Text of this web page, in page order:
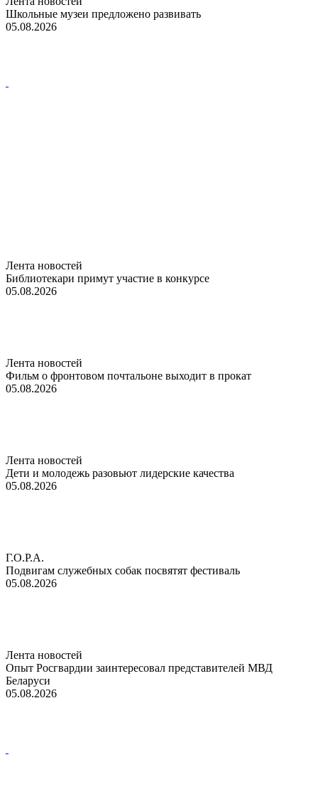
Школьные музеи предложено развивать
05.08.2026
Лента новостей
Библиотекари примут участие в конкурсе
05.08.2026
Лента новостей
Фильм о фронтовом почтальоне выходит в прокат
05.08.2026
Лента новостей
Дети и молодежь разовьют лидерские качества
05.08.2026
Г.О.Р.А.
Подвигам служебных собак посвятят фестиваль
05.08.2026
Лента новостей
Опыт Росгвардии заинтересовал представителей МВД
Беларуси
05.08.2026